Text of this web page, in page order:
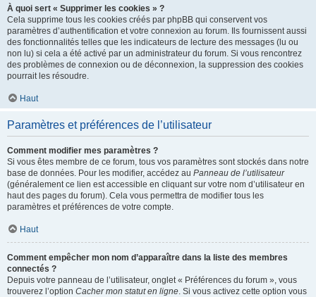
À quoi sert « Supprimer les cookies » ?
Cela supprime tous les cookies créés par phpBB qui conservent vos
paramètres d’authentification et votre connexion au forum. Ils fournissent aussi
des fonctionnalités telles que les indicateurs de lecture des messages (lu ou
non lu) si cela a été activé par un administrateur du forum. Si vous rencontrez
des problèmes de connexion ou de déconnexion, la suppression des cookies
pourrait les résoudre.
Haut
Paramètres et préférences de l’utilisateur
Comment modifier mes paramètres ?
Si vous êtes membre de ce forum, tous vos paramètres sont stockés dans notre
base de données. Pour les modifier, accédez au Panneau de l’utilisateur
(généralement ce lien est accessible en cliquant sur votre nom d’utilisateur en
haut des pages du forum). Cela vous permettra de modifier tous les
paramètres et préférences de votre compte.
Haut
Comment empêcher mon nom d’apparaître dans la liste des membres
connectés ?
Depuis votre panneau de l’utilisateur, onglet « Préférences du forum », vous
trouverez l’option Cacher mon statut en ligne. Si vous activez cette option vous